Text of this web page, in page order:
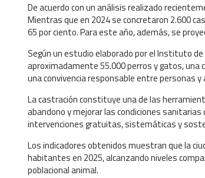
De acuerdo con un análisis realizado
Mientras que en 2024 se concretaron 2.600
65 por ciento. Para este año, además, se
Según un estudio elaborado por el Instituto de
aproximadamente 55.000 perros y gatos,
una convivencia responsable entre personas y
La castración constituye una de las
abandono y mejorar las condiciones
intervenciones gratuitas, sistemáticas y
Los indicadores obtenidos muestran que la
habitantes en 2025, alcanzando niveles
poblacional animal.